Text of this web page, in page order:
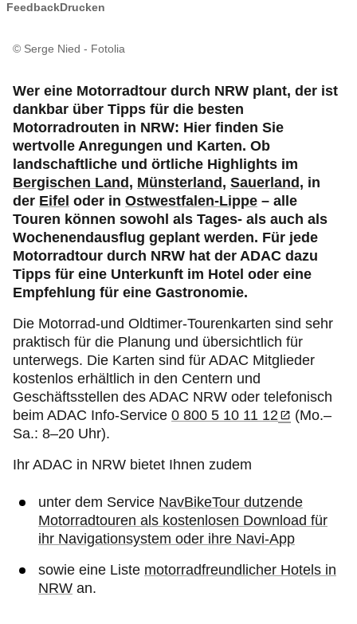
Motorsport & Ortsclubs
FeedbackDrucken
© Serge Nied - Fotolia
Wer eine Motorradtour durch NRW plant, der ist
dankbar über Tipps für die besten
Motorradrouten in NRW: Hier finden Sie
wertvolle Anregungen und Karten. Ob
landschaftliche und örtliche Highlights im
Bergischen Land , Münsterland , Sauerland , in
der Eifel oder in Ostwestfalen-Lippe – alle
Touren können sowohl als Tages- als auch als
Wochenendausflug geplant werden. Für jede
Motorradtour durch NRW hat der ADAC dazu
Tipps für eine Unterkunft im Hotel oder eine
Empfehlung für eine Gastronomie.
Die Motorrad-und Oldtimer-Tourenkarten sind sehr
praktisch für die Planung und übersichtlich für
unterwegs. Die Karten sind für ADAC Mitglieder
kostenlos erhältlich in den Centern und
Geschäftsstellen des ADAC NRW oder telefonisch
beim ADAC Info-Service 0 800 5 10 11 12
(Mo.–
Sa.: 8–20 Uhr).
Ihr ADAC in NRW bietet Ihnen zudem
unter dem Service NavBikeTour dutzende
Motorradtouren als kostenlosen Download für
ihr Navigationsystem oder ihre Navi-App
sowie eine Liste motorradfreundlicher Hotels in
NRW an.